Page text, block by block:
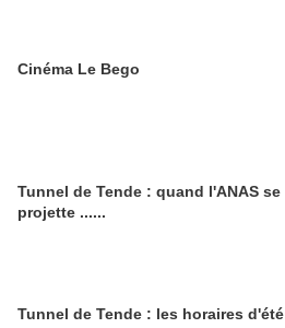
Cinéma Le Bego
Tunnel de Tende : quand l'ANAS se
projette ......
Tunnel de Tende : les horaires d'été